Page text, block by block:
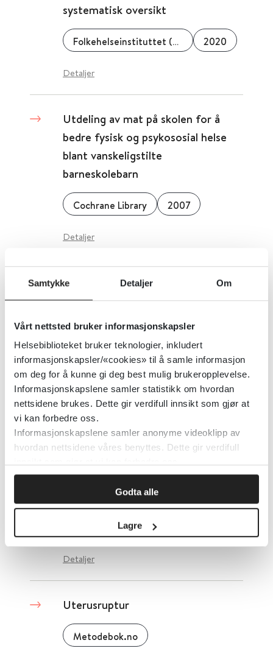
Samtykke Detaljer Om
Vårt nettsted bruker informasjonskapsler
Helsebiblioteket bruker teknologier, inkludert
informasjonskapsler/«cookies» til å samle informasjon
om deg for å kunne gi deg best mulig brukeropplevelse.
Informasjonskapslene samler statistikk om hvordan
nettsidene brukes. Dette gir verdifull innsikt som gjør at
vi kan forbedre oss.
Informasjonskapslene samler anonyme videoklipp av
hvordan nettsidene våres benyttes. Dette gir verdifull
Godta alle
Lagre
systematisk oversikt
Folkehelseinstituttet (FHI) 2020
Detaljer
Utdeling av mat på skolen for å
bedre fysisk og psykososial helse
blant vanskeligstilte
barneskolebarn
Cochrane Library 2007
Detaljer
Utekontakt
Detaljer
Utelatt helsehjelp - forekomst,
typer og konsekvenser
Detaljer
Utenfor-regnskapet
Detaljer
Uterusruptur
Metodebok.no